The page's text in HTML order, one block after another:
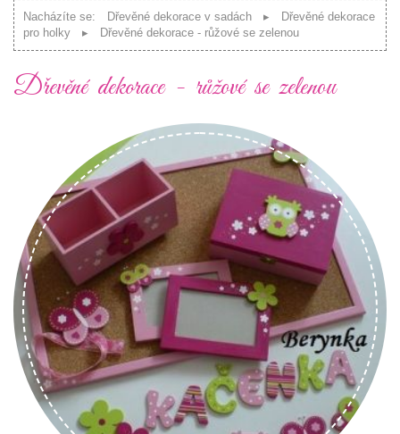
Nacházíte se: Dřevěné dekorace v sadách
Dřevěné dekorace
pro holky
Dřevěné dekorace - růžové se zelenou
Dřevěné dekorace - růžové se zelenou